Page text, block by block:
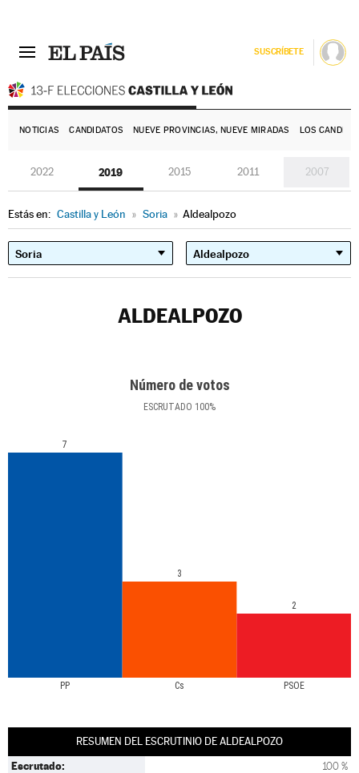
SUSCRÍBETE
NOTICIAS CANDIDATOS NUEVE PROVINCIAS, NUEVE MIRADAS LOS
2022 2019 2015 2011 2007
Estás en: Castilla y León » Soria » Aldealpozo
ALDEALPOZO
Número de votos
ESCRUTADO 100%
PP Cs PSOE
7
3
2
RESUMEN DEL ESCRUTINIO DE ALDEALPOZO
Escrutado: 100 %